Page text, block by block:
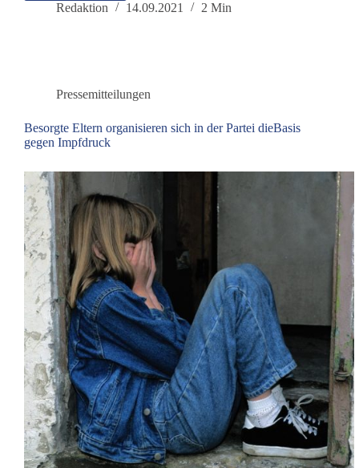
setzt
Heilpraktikerberufes
ein
Redaktion 14.09.2021 2 Min
Pressemitteilungen
Besorgte Eltern organisieren sich in der Partei dieBasis
gegen Impfdruck